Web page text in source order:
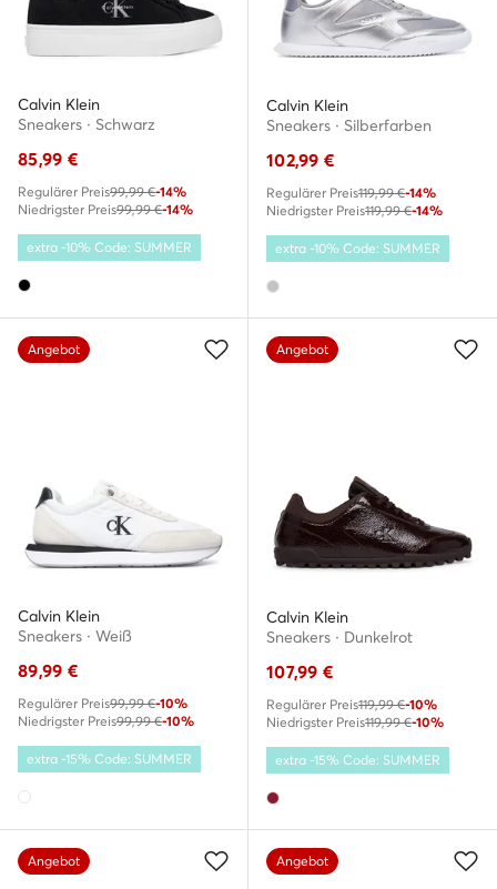
Calvin Klein
Sneakers · Schwarz
85,99 €
Regulärer Preis99,99 €-14%
Niedrigster Preis99,99 €-14%
extra -10% Code: SUMMER
Calvin Klein
Sneakers · Silberfarben
102,99 €
Regulärer Preis119,99 €-14%
Niedrigster Preis119,99 €-14%
extra -10% Code: SUMMER
Angebot
Calvin Klein
Sneakers · Weiß
89,99 €
Regulärer Preis99,99 €-10%
Niedrigster Preis99,99 €-10%
extra -15% Code: SUMMER
Angebot
Calvin Klein
Sneakers · Dunkelrot
107,99 €
Regulärer Preis119,99 €-10%
Niedrigster Preis119,99 €-10%
extra -15% Code: SUMMER
Angebot Angebot